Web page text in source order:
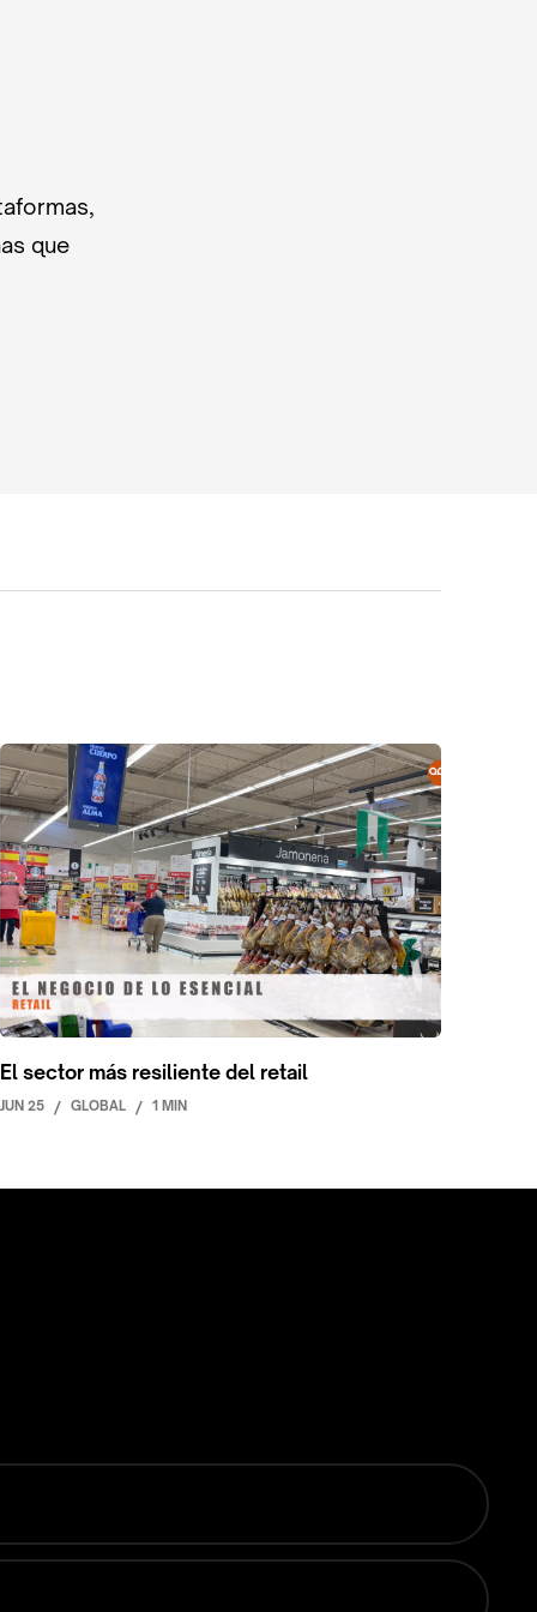
que
El sector más resiliente del retail
JUN 25 / GLOBAL / 1 MIN